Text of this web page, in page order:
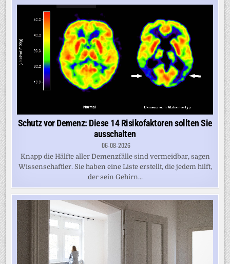
Schutz vor Demenz: Diese 14 Risikofaktoren sollten Sie
ausschalten
06-08-2026
Knapp die Hälfte aller Demenzfälle sind vermeidbar, sagen
Wissenschaftler. Sie haben eine Liste erstellt, die jedem hilft,
der sein Gehirn...